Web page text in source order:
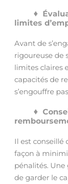
limites
Avant de
rigoureuse de
limites claires
capacités de
s’engouffre
Il est conseillé
façon à
pénalités.
de garder le